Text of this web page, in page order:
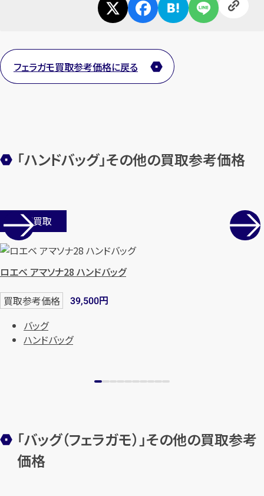
フェラガモ買取参考価格に戻る
「ハンドバッグ」その他の買取参考価格
店舗買取
ロエベ アマソナ28 ハンドバッグ
買取参考価格 39,500円
バッグ
ハンドバッグ
「バッグ（フェラガモ）」その他の買取参考
価格